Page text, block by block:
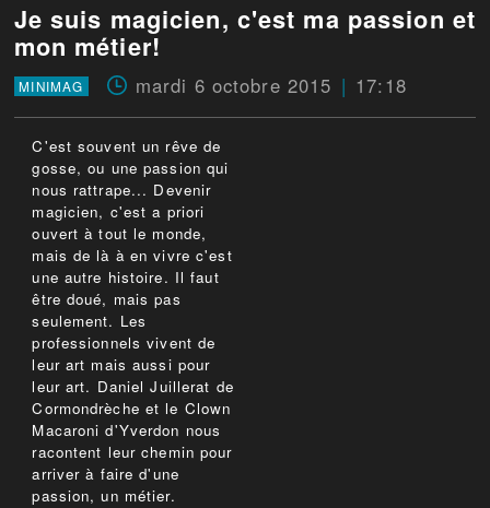
Je suis magicien, c'est ma passion et
mon métier!
MINIMAG mardi 6 octobre 2015 17:18
C'est souvent un rêve de
gosse, ou une passion qui
nous rattrape... Devenir
magicien, c'est a priori
ouvert à tout le monde,
mais de là à en vivre c'est
une autre histoire. Il faut
être doué, mais pas
seulement. Les
professionnels vivent de
leur art mais aussi pour
leur art. Daniel Juillerat de
Cormondrèche et le Clown
Macaroni d'Yverdon nous
racontent leur chemin pour
arriver à faire d'une
passion, un métier.